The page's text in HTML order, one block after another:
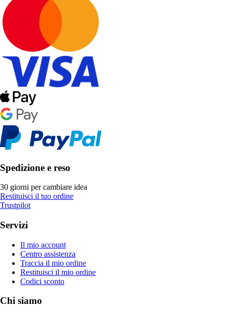
Spedizione e reso
30 giorni per cambiare idea
Restituisci il tuo ordine
Trustpilot
Servizi
Il mio account
Centro assistenza
Traccia il mio ordine
Restituisci il mio ordine
Codici sconto
Chi siamo